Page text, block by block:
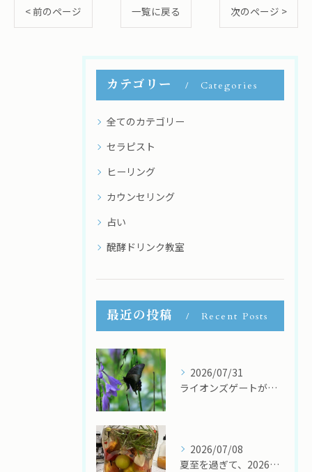
< 前のページ 一覧に戻る 次のページ >
カテゴリー Categories
全てのカテゴリー
セラピスト
ヒーリング
カウンセリング
占い
醗酵ドリンク教室
最近の投稿 Recent Posts
2026/07/31
ライオンズゲートが開く8月 ～黒いアゲハ蝶が届けてくれたメッセージ～ ⭐
2026/07/08
夏至を過ぎて、2026年後半がスタートしました！